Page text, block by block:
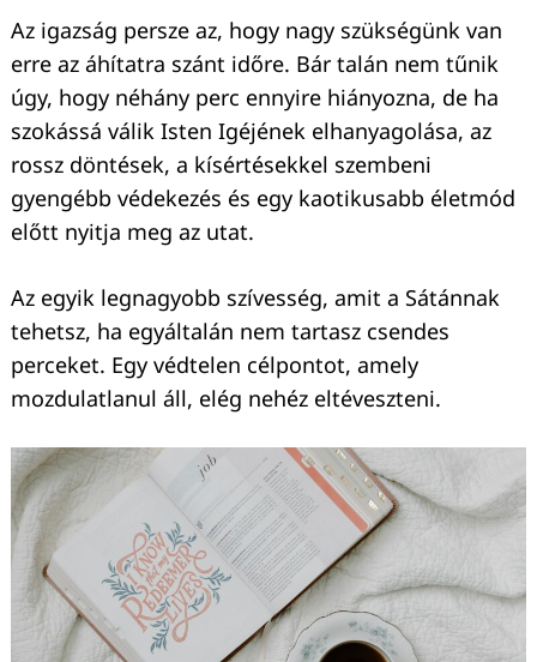
Az igazság persze az, hogy nagy szükségünk van
erre az áhítatra szánt időre. Bár talán nem tűnik
úgy, hogy néhány perc ennyire hiányozna, de ha
szokássá válik Isten Igéjének elhanyagolása, az
rossz döntések, a kísértésekkel szembeni
gyengébb védekezés és egy kaotikusabb életmód
előtt nyitja meg az utat.
Az egyik legnagyobb szívesség, amit a Sátánnak
tehetsz, ha egyáltalán nem tartasz csendes
perceket. Egy védtelen célpontot, amely
mozdulatlanul áll, elég nehéz eltéveszteni.